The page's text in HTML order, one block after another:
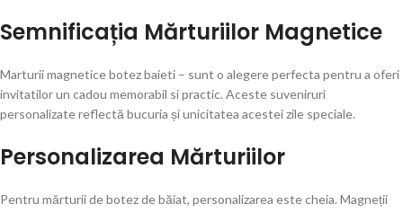
Semnificația Mărturiilor Magnetice
Marturii magnetice botez baieti – sunt o alegere perfecta pentru a oferi
invitatilor un cadou memorabil si practic. Aceste suveniruri
personalizate reflectă bucuria și unicitatea acestei zile speciale.
Personalizarea Mărturiilor
Pentru mărturii de botez de băiat, personalizarea este cheia. Magneții